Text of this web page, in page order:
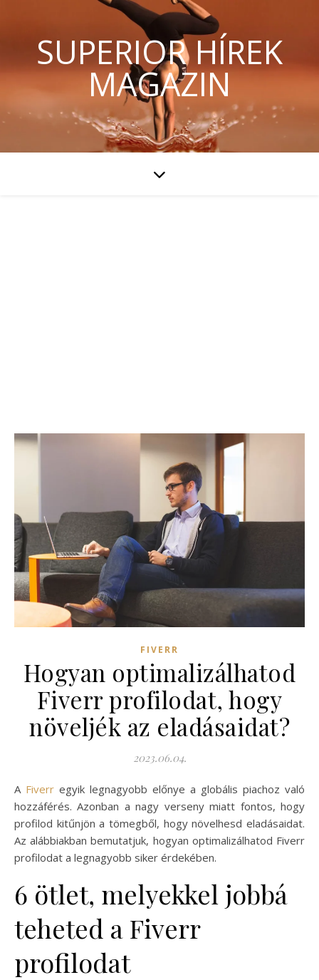
SUPERIOR HÍREK
MAGAZIN
FIVERR
Hogyan optimalizálhatod
Fiverr profilodat, hogy
növeljék az eladásaidat?
2023.06.04.
Fiverr egyik legnagyobb előnye a globális piachoz való
hozzáférés. Azonban a nagy verseny miatt fontos, hogy
profilod kitűnjön a tömegből, hogy növelhesd eladásaidat.
Az alábbiakban bemutatjuk, hogyan optimalizálhatod Fiverr
profilodat a legnagyobb siker érdekében.
6 ötlet, melyekkel jobbá
teheted a Fiverr
profilodat